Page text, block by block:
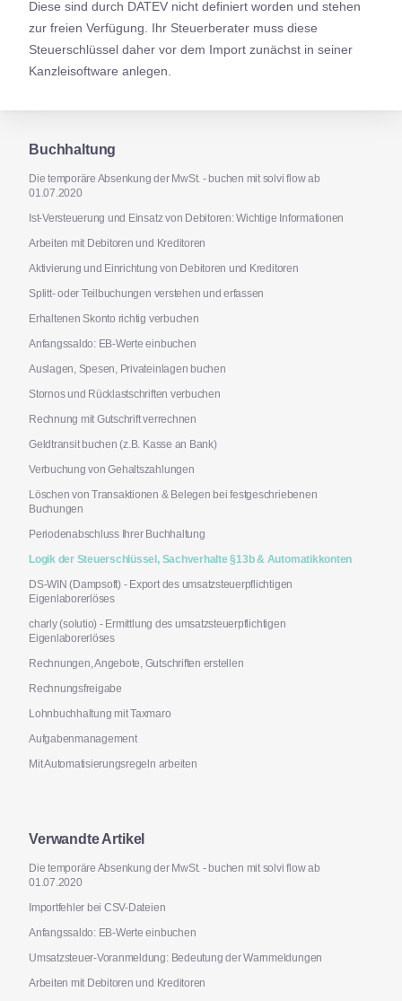
Diese sind durch DATEV nicht definiert worden und stehen
zur freien Verfügung. Ihr Steuerberater muss diese
Steuerschlüssel daher vor dem Import zunächst in seiner
Kanzleisoftware anlegen.
Buchhaltung
Die temporäre Absenkung der MwSt. - buchen mit solvi flow ab
01.07.2020
Ist-Versteuerung und Einsatz von Debitoren: Wichtige Informationen
Arbeiten mit Debitoren und Kreditoren
Aktivierung und Einrichtung von Debitoren und Kreditoren
Splitt- oder Teilbuchungen verstehen und erfassen
Erhaltenen Skonto richtig verbuchen
Anfangssaldo: EB-Werte einbuchen
Auslagen, Spesen, Privateinlagen buchen
Stornos und Rücklastschriften verbuchen
Rechnung mit Gutschrift verrechnen
Geldtransit buchen (z.B. Kasse an Bank)
Verbuchung von Gehaltszahlungen
Löschen von Transaktionen & Belegen bei festgeschriebenen
Buchungen
Periodenabschluss Ihrer Buchhaltung
Logik der Steuerschlüssel, Sachverhalte §13b & Automatikkonten
DS-WIN (Dampsoft) - Export des umsatzsteuerpflichtigen
Eigenlaborerlöses
charly (solutio) - Ermittlung des umsatzsteuerpflichtigen
Eigenlaborerlöses
Rechnungen, Angebote, Gutschriften erstellen
Rechnungsfreigabe
Lohnbuchhaltung mit Taxmaro
Aufgabenmanagement
Mit Automatisierungsregeln arbeiten
Verwandte Artikel
Die temporäre Absenkung der MwSt. - buchen mit solvi flow ab
01.07.2020
Importfehler bei CSV-Dateien
Anfangssaldo: EB-Werte einbuchen
Umsatzsteuer-Voranmeldung: Bedeutung der Warnmeldungen
Arbeiten mit Debitoren und Kreditoren